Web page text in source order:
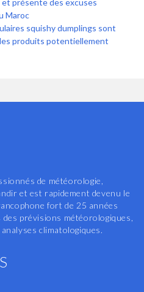
Maroc
squishy dumplings sont
produits potentiellement
de météorologie,
et est rapidement devenu le
fort de 25 années
prévisions météorologiques,
climatologiques.